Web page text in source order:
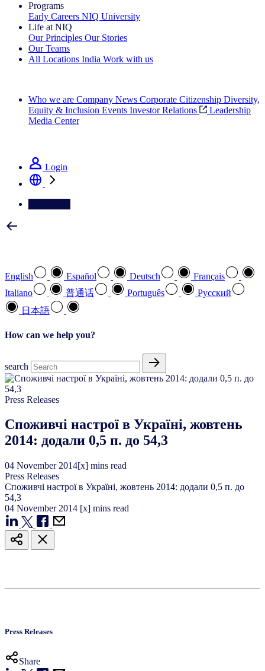
Programs
Early Careers NIQ University
Life at NIQ
Our Principles Our Stories
Our Teams
All Locations India Work with us
Who we are Company News Corporate Citizenship Diversity,
Equity & Inclusion Events Investor Relations
Leadership
Media Center
Login
English Español Deutsch
Français
Italiano
普通话 Português
Pусский
日本語
How can we help you?
search
Press Releases
Споживчі настрої в Україні, жовтень
2014: додали 0,5 п. до 54,3
04 November 2014[x] mins read
Press Releases
Споживчі настрої в Україні, жовтень 2014: додали 0,5 п. до
54,3
04 November 2014 [x] mins read
Press Releases
Share